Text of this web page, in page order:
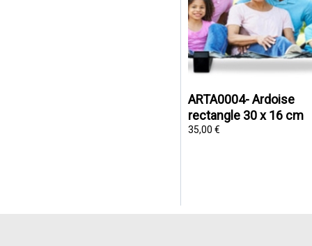
ARTA0004- Ardoise
rectangle 30 x 16 cm
35,00 €